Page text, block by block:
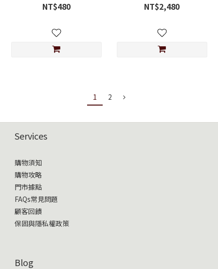
NT$480 NT$2,480
1 2
Services
購物須知
購物攻略
門市據點
FAQs常見問題
顧客回饋
保固與隱私權政策
Blog